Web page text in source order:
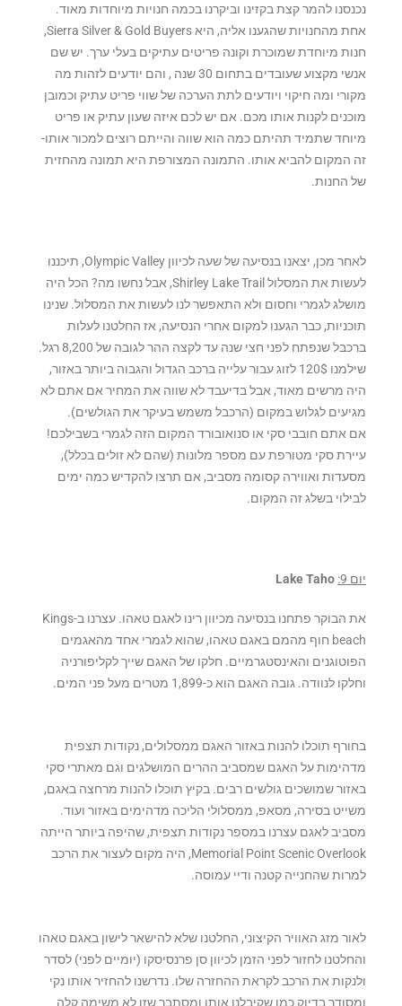
נכנסנו להמר קצת בקזינו וביקרנו בכמה חנויות מיוחדות מאוד.
אחת מהחנויות שהגענו אליה, היא Sierra Silver & Gold Buyers,
חנות מיוחדת שמוכרת וקונה פריטים עתיקים בעלי ערך. יש שם
אנשי מקצוע שעובדים בתחום 30 שנה , והם יודעים לזהות מה
מקורי ומה חיקוי ויודעים לתת הערכה של שווי פריט עתיק וכמובן
מוכנים לקנות אותו מכם. אם יש לכם איזה שעון עתיק או פריט
מיוחד שתמיד תהיתם כמה הוא שווה והייתם רוצים למכור אותו-
זה המקום להביא אותו. התמונה המצורפת היא תמונה מהחזית
של החנות.
לאחר מכן, יצאנו בנסיעה של שעה לכיוון Olympic Valley, תיכננו
לעשות את המסלול Shirley Lake Trail, אבל נחשו מה? הכל היה
מושלג לגמרי וחסום ולא התאפשר לנו לעשות את המסלול. שנינו
תוכניות, כבר הגענו למקום אחרי הנסיעה, אז החלטנו לעלות
ברכבל שנפתח לפני חצי שנה עד לקצה ההר לגובה של 8,200 רגל.
שילמנו 120$ לזוג עבור עלייה ברכב הגדול והגבוה ביותר באזור,
היה מרשים מאוד, אבל בדיעבד לא שווה את המחיר אם אתם לא
מגיעים לגלוש במקום (הרכבל משמש בעיקר את הגולשים).
אם אתם חובבי סקי או סנואובורד המקום הזה לגמרי בשבילכם!
עיירת סקי מטורפת עם מספר מלונות (שהם לא זולים בכלל),
מסעדות ואווירה קסומה מסביב, אם תרצו להקדיש כמה ימים
לבילוי בשלג זה המקום.
יום 9: Lake Taho
את הבוקר פתחנו בנסיעה מכיוון רינו לאגם טאהו. עצרנו ב-Kings
beach חוף מהמם באגם טאהו, שהוא לגמרי אחד מהאגמים
הפוטוגנים והאינסטגרמיים. חלקו של האגם שייך לקליפורניה
וחלקו לנוודה. גובה האגם הוא כ-1,899 מטרים מעל פני המים.
בחורף תוכלו להנות באזור האגם ממסלולים, נקודות תצפית
מדהימות על האגם שמסביב ההרים המושלגים וגם מאתרי סקי
באזור שמושכים גולשים רבים. בקיץ תוכלו להנות מרחצה באגם,
משייט בסירה, מסאפ, ממסלולי הליכה מדהימים באזור ועוד.
מסביב לאגם עצרנו במספר נקודות תצפית, שהיפה ביותר הייתה
Memorial Point Scenic Overlook, היה מקום לעצור את הרכב
למרות שהחנייה קטנה ודיי עמוסה.
לאור מזג האוויר הקיצוני, החלטנו שלא להישאר לישון באגם טאהו
והחלטנו לחזור לפני הזמן לכיוון סן פרנסיסקו (יומיים לפני) לסדר
ולנקות את הרכב לקראת ההחזרה שלו. נדרשנו להחזיר אותו נקי
ומסודר בדיוק כמו שקיבלנו אותו ומסתבר שזו לא משימה קלה